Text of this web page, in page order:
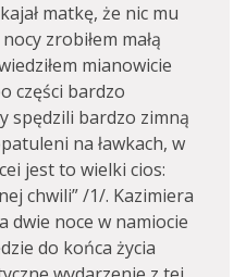
matkę, że nic mu
zrobiłem małą
mianowicie
części bardzo
spędzili bardzo zimną
na ławkach, w
jest to wielki cios:
chwili” /1/. Kazimiera
dwie noce w namiocie
do końca życia